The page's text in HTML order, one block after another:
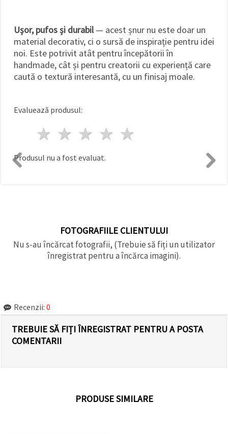
Ușor, pufos și durabil — acest șnur nu este doar un
material decorativ, ci o sursă de inspirație pentru idei
noi. Este potrivit atât pentru începătorii în
handmade, cât și pentru creatorii cu experiență care
caută o textură interesantă, cu un finisaj moale.
Evaluează produsul:
4 stele
3 stele
2 stele
1 stea
Produsul nu a fost evaluat.
FOTOGRAFIILE CLIENTULUI
Nu s-au încărcat fotografii, (Trebuie să fiți un utilizator
înregistrat pentru a încărca imagini).
Recenzii: 0
TREBUIE SĂ FIȚI ÎNREGISTRAT PENTRU A POSTA
COMENTARII
PRODUSE SIMILARE